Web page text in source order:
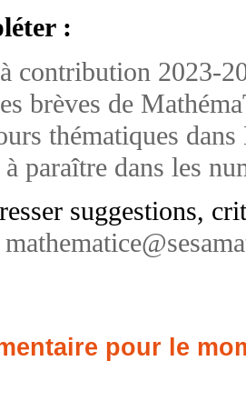
:
contribution 2023-
brèves de
thématiques
paraître dans les
suggestions,
pour le